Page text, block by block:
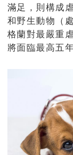
滿足，則構成
和野生動物（
格蘭對最嚴重
將面臨最高五